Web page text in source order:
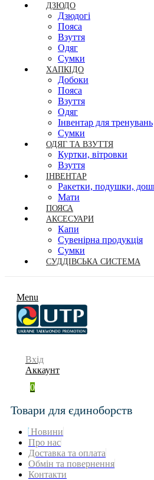
ДЗЮДО
Дзюдогі
Пояса
Взуття
Одяг
Сумки
ХАПКІДО
Добоки
Пояса
Взуття
Одяг
Інвентар для тренувань
Сумки
ОДЯГ ТА ВЗУТТЯ
Куртки, вітровки
Взуття
ІНВЕНТАР
Ракетки, подушки,
Мати
ПОЯСА
АКСЕСУАРИ
Капи
Сувенірна продукція
Сумки
СУДДІВСЬКА СИСТЕМА
Menu
Вхід
Аккаунт
0
Товари для єдиноборств
Новини
Про нас
Доставка та оплата
Обмін та повернення
Контакти